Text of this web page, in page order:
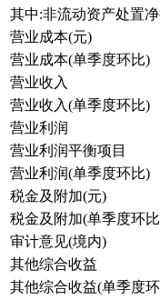
其中:非流动资产处置
营业成本(元)
营业成本(单季度环比)
营业收入
营业收入(单季度环比)
营业利润
营业利润平衡项目
营业利润(单季度环比)
税金及附加(元)
税金及附加(单季度环
审计意见(境内)
其他综合收益
其他综合收益(单季度